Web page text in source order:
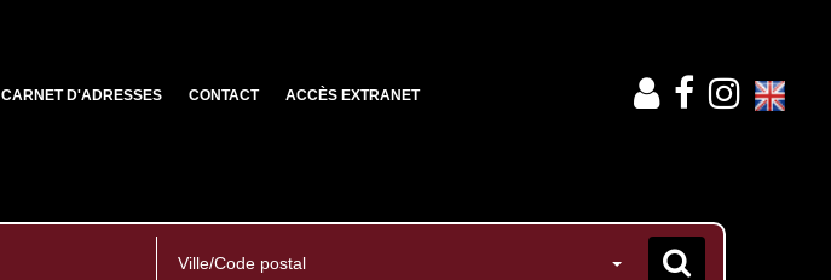
CARNET D'ADRESSES CONTACT ACCÈS EXTRANET
Ville/Code postal